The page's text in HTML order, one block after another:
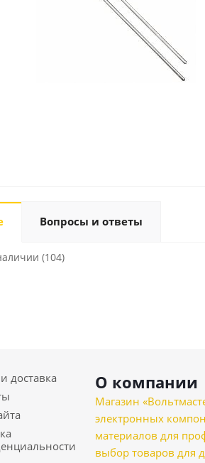
Вопросы и ответы
(104)
доставка
О компании
Магазин
электронных
материалов для
выбор товаров для